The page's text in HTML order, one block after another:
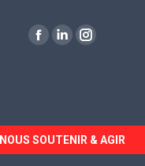
La
dans
une
La
dans
une
La
dans
une
NOUS SOUTENIR & AGIR